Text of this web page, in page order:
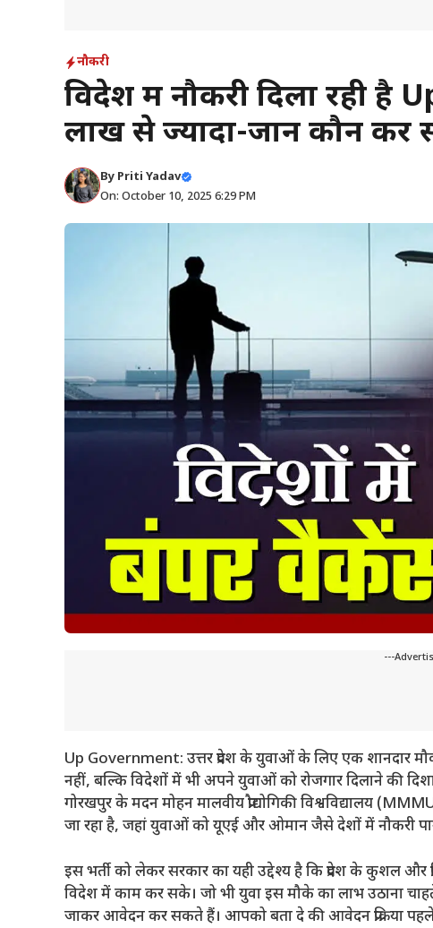
नौकरी
विदेश में नौकरी दिला रही है
लाख से ज्यादा-जानें कौन
By Priti Yadav
On: October 10, 2025 6:29 PM
---
Up Government: उत्तर प्रदेश के युवाओं के लिए एक शानदार
नहीं, बल्कि विदेशों में भी अपने युवाओं को रोजगार दिलाने की
गोरखपुर के मदन मोहन मालवीय प्रौद्योगिकी विश्वविद्यालय
जा रहा है, जहां युवाओं को यूएई और ओमान जैसे देशों में नौकरी
इस भर्ती को लेकर सरकार का यही उद्देश्य है कि प्रदेश के कुशल और
विदेश में काम कर सके। जो भी युवा इस मौके का लाभ उठाना
जाकर आवेदन कर सकते हैं। आपको बता दे की आवेदन प्रक्रिया